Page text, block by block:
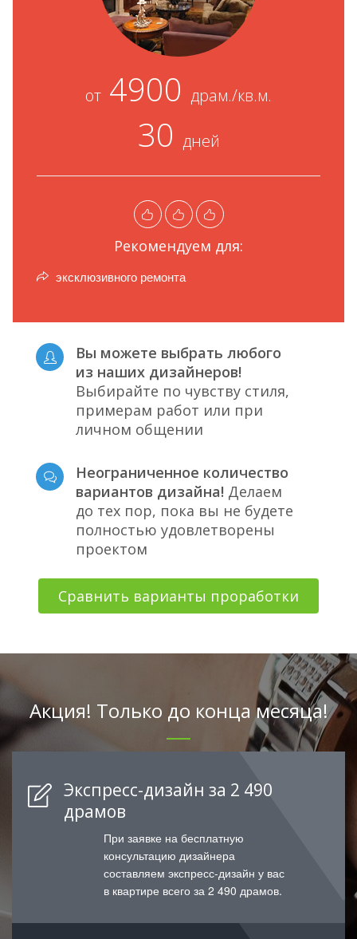
от 4900 драм./кв.м.
30 дней
Рекомендуем для:
эксклюзивного ремонта
Вы можете выбрать любого
из наших дизайнеров!
Выбирайте по чувству стиля,
примерам работ или при
личном общении
Неограниченное количество
вариантов дизайна! Делаем
до тех пор, пока вы не будете
полностью удовлетворены
проектом
Сравнить варианты проработки
Акция! Только до конца месяца!
Экспресс-дизайн за 2 490
драмов
При заявке на бесплатную
консультацию дизайнера
составляем экспресс-дизайн у вас
в квартире всего за 2 490 драмов.